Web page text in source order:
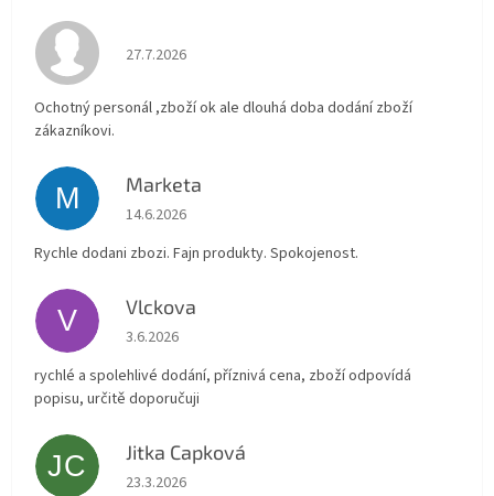
Hodnocení obchodu je 4 z 5 hvězdiček.
27.7.2026
Ochotný personál ,zboží ok ale dlouhá doba dodání zboží
zákazníkovi.
M Marketa
Hodnocení obchodu je 5 z 5 hvězdiček.
14.6.2026
Rychle dodani zbozi. Fajn produkty. Spokojenost.
V Vlckova
Hodnocení obchodu je 5 z 5 hvězdiček.
3.6.2026
rychlé a spolehlivé dodání, příznivá cena, zboží odpovídá
popisu, určitě doporučuji
JC Jitka Capková
Hodnocení obchodu je 5 z 5 hvězdiček.
23.3.2026